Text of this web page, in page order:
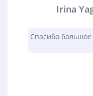
Irina
Спасибо большое